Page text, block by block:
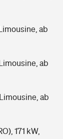
ab
ab
ab
171 kW,